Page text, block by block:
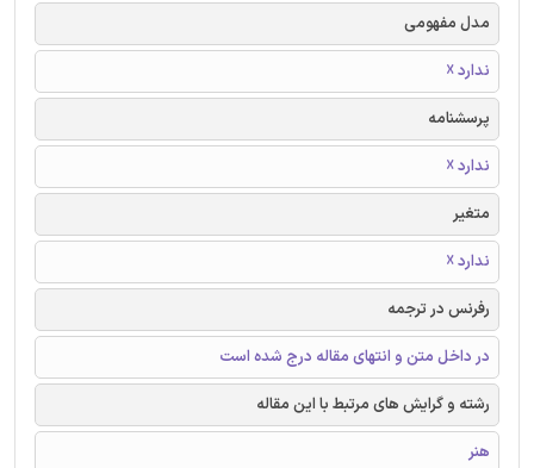
مدل مفهومی
ندارد ☓
پرسشنامه
ندارد ☓
متغیر
ندارد ☓
رفرنس در ترجمه
در داخل متن و انتهای مقاله درج شده است
رشته و گرایش های مرتبط با این مقاله
هنر